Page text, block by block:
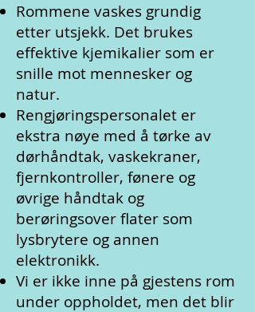
Rommene vaskes grundig
etter utsjekk. Det brukes
effektive kjemikalier som er
snille mot mennesker og
natur.
Rengjøringspersonalet er
ekstra nøye med å tørke av
dørhåndtak, vaskekraner,
fjernkontroller, fønere og
øvrige håndtak og
berøringsover flater som
lysbrytere og annen
elektronikk.
Vi er ikke inne på gjestens rom
under oppholdet, men det blir